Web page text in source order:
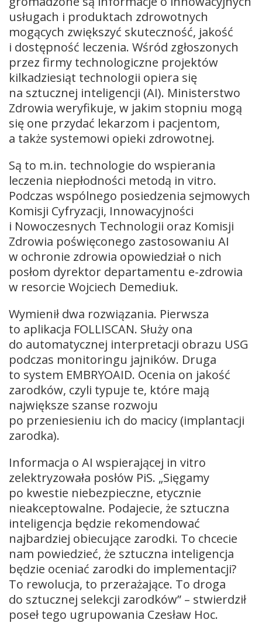
usługach i produktach zdrowotnych
mogących zwiększyć skuteczność, jakość
i dostępność leczenia. Wśród zgłoszonych
przez firmy technologiczne projektów
kilkadziesiąt technologii opiera się
na sztucznej inteligencji (AI). Ministerstwo
Zdrowia weryfikuje, w jakim stopniu mogą
się one przydać lekarzom i pacjentom,
a także systemowi opieki zdrowotnej.
Są to m.in. technologie do wspierania
leczenia niepłodności metodą in vitro.
Podczas wspólnego posiedzenia sejmowych
Komisji Cyfryzacji, Innowacyjności
i Nowoczesnych Technologii oraz Komisji
Zdrowia poświęconego zastosowaniu AI
w ochronie zdrowia opowiedział o nich
posłom dyrektor departamentu e-zdrowia
w resorcie Wojciech Demediuk.
Wymienił dwa rozwiązania. Pierwsza
to aplikacja FOLLISCAN. Służy ona
do automatycznej interpretacji obrazu USG
podczas monitoringu jajników. Druga
to system EMBRYOAID. Ocenia on jakość
zarodków, czyli typuje te, które mają
największe szanse rozwoju
po przeniesieniu ich do macicy (implantacji
zarodka).
Informacja o AI wspierającej in vitro
zelektryzowała posłów PiS. „Sięgamy
po kwestie niebezpieczne, etycznie
nieakceptowalne. Podajecie, że sztuczna
inteligencja będzie rekomendować
najbardziej obiecujące zarodki. To chcecie
nam powiedzieć, że sztuczna inteligencja
będzie oceniać zarodki do implementacji?
To rewolucja, to przerażające. To droga
do sztucznej selekcji zarodków” – stwierdził
poseł tego ugrupowania Czesław Hoc.